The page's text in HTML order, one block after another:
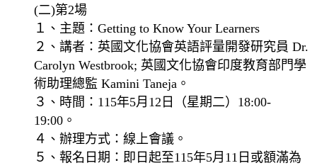
(二)第2場
１、主題：Getting to Know Your Learners
２、講者：英國文化協會英語評量開發研究員 Dr.
Carolyn Westbrook; 英國文化協會印度教育部門學
術助理總監 Kamini Taneja。
３、時間：115年5月12日（星期二）18:00-
19:00。
４、辦理方式：線上會議。
５、報名日期：即日起至115年5月11日或額滿為